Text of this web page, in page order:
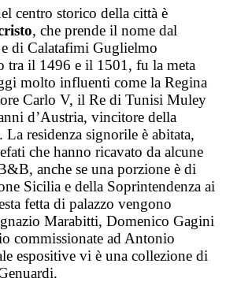
centro storico della città è
, che prende il nome dal
di Calatafimi Guglielmo
tra il 1496 e il 1501, fu la meta
molto influenti come la Regina
Carlo V, il Re di Tunisi Muley
d’Austria, vincitore della
residenza signorile è abitata,
che hanno ricavato da alcune
anche se una porzione è di
Sicilia e della Soprintendenza ai
fetta di palazzo vengono
Marabitti, Domenico Gagini
commissionate ad Antonio
espositive vi è una collezione di